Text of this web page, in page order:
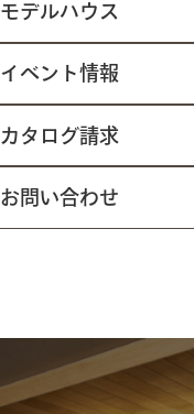
モデルハウス
イベント情報
カタログ請求
お問い合わせ